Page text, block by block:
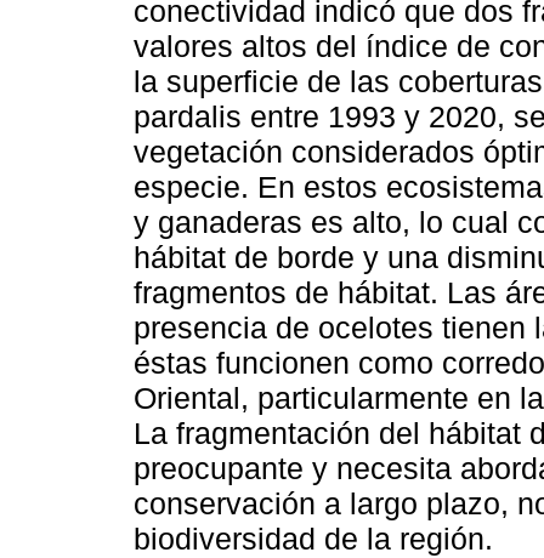
conectividad indicó que dos
valores altos del índice de
la superficie de las
pardalis entre 1993 y 2020,
vegetación considerados
especie. En estos
y ganaderas es alto, lo cual
hábitat de borde y una
fragmentos de hábitat. Las
presencia de ocelotes tienen
éstas funcionen como
Oriental, particularmente en
La fragmentación del hábitat
preocupante y necesita
conservación a largo plazo,
biodiversidad de la región.